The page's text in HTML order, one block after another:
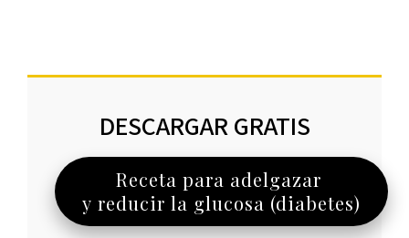
DESCARGAR GRATIS
Receta para adelgazar
y reducir la glucosa (diabetes)